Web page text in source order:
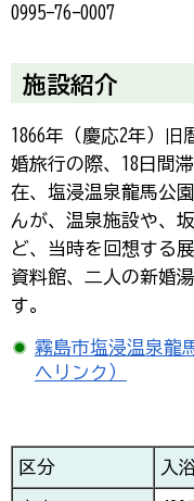
0995-76-0007
施設紹介
1866年（慶応2年）
婚旅行の際、18日間
在、塩浸温泉龍馬公
んが、温泉施設や、
ど、当時を回想する
資料館、二人の新婚
す。
霧島市塩浸温泉龍
へリンク）
区分 入